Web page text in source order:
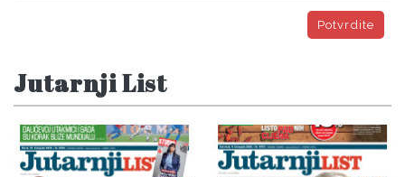
Potvrdite
Jutarnji List